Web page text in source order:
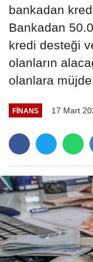
bankadan
Bankadan
kredi desteği
olanların
olanlara
FINANS 17 Mart